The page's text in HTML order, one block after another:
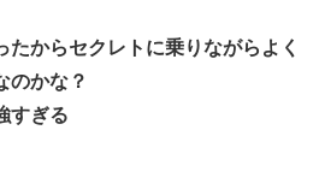
たからセクレトに乗りながらよく
のかな？
すぎる